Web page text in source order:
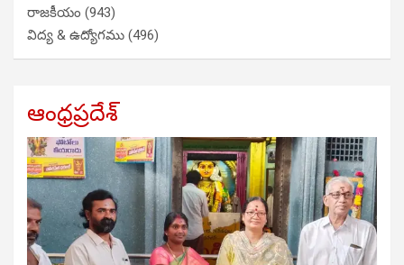
రాజకీయం (943)
విద్య & ఉద్యోగము (496)
ఆంధ్రప్రదేశ్